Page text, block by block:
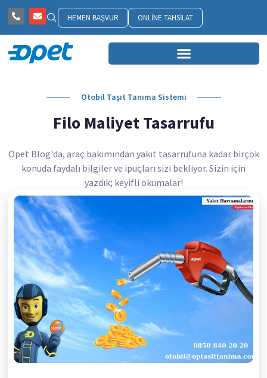
HEMEN BAŞVUR ONLINE TAHSILAT
Otobil Taşıt Tanıma Sistemi
Filo Maliyet Tasarrufu
Opet Blog'da, araç bakımından yakıt tasarrufuna kadar birçok
konuda faydalı bilgiler ve ipuçları sizi bekliyor. Sizin için
yazdık; keyifli okumalar!